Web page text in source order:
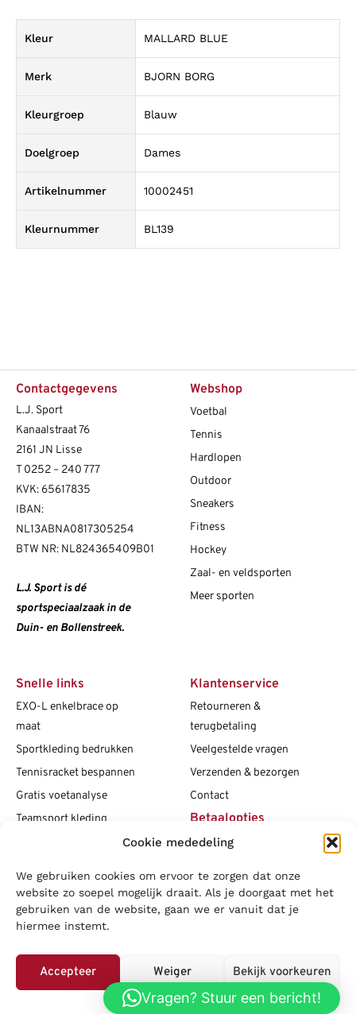
Cookie mededeling
We gebruiken cookies om ervoor te zorgen dat onze
website zo soepel mogelijk draait. Als je doorgaat met het
gebruiken van de website, gaan we er vanuit dat je
hiermee instemt.
Accepteer Weiger Bekijk voorkeuren
Privacybeleid
Kleur MALLARD BLUE
Merk BJORN BORG
Kleurgroep Blauw
Doelgroep Dames
Artikelnummer 10002451
Kleurnummer BL139
Contactgegevens
L.J. Sport
Kanaalstraat 76
2161 JN Lisse
T 0252 – 240 777
KVK: 65617835
IBAN:
NL13ABNA0817305254
BTW NR: NL824365409B01
L.J. Sport is dé
sportspeciaalzaak in de
Duin- en Bollenstreek.
Webshop
Voetbal
Tennis
Hardlopen
Outdoor
Sneakers
Fitness
Hockey
Zaal- en veldsporten
Meer sporten
Snelle links
EXO-L enkelbrace op
maat
Sportkleding bedrukken
Tennisracket bespannen
Gratis voetanalyse
Teamsport kleding
Vacatures
Blogs
Klantenservice
Retourneren &
terugbetaling
Veelgestelde vragen
Verzenden & bezorgen
Contact
Betaalopties
Social media
LOWA|Adidas| Mizuno| Nike|Speedo|Asics |Babolat|Falke
|
Superfeet
Vragen? Stuur een bericht!